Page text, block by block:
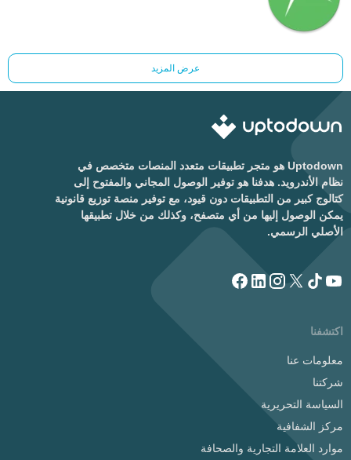
عرض المزيد
Uptodown هو متجر تطبيقات متعدد المنصات متخصص في
نظام الأندرويد. هدفنا هو توفير الوصول المجاني والمفتوح إلى
كتالوج كبير من التطبيقات دون قيود، مع توفير منصة توزيع قانونية
يمكن الوصول إليها من أي متصفح، وكذلك من خلال تطبيقها
الأصلي الرسمي.
اكتشفنا
معلومات عنا
شركتنا
السياسة التحريرية
مركز الشفافية
موارد العلامة التجارية والصحافة